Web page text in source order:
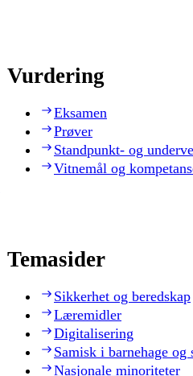
Vurdering
Eksamen
Prøver
Standpunkt- og
Vitnemål og
Temasider
Sikkerhet og beredskap
Læremidler
Digitalisering
Samisk i barnehage og
Nasjonale minoriteter